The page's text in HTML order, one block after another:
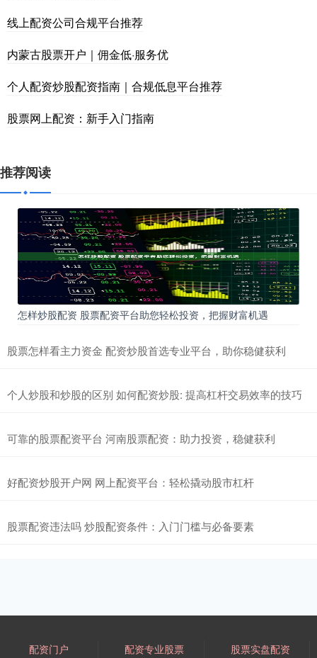
线上配资公司合规平台推荐
内蒙古股票开户｜佣金低·服务优
个人配资炒股配资指南｜合规低息平台推荐
股票网上配资：新手入门指南
推荐阅读
怎样炒股配资 股票配资平台助您轻松投资，把握财富机遇
股票怎样看主力资金 配资炒股首选专业平台，助你稳健获利
个人炒股和炒股的区别 如何配资炒股: 提高杠杆交易效率的技巧
可靠的股票配资平台 河南股票配资：助力投资，稳健获利
好配资炒股开户网 网上配资平台：轻松撬动股市杠杆
股票配资违法吗 炒股配资条件：入门门槛与必备要素
配资门户 配资专业股票 股票实盘配资